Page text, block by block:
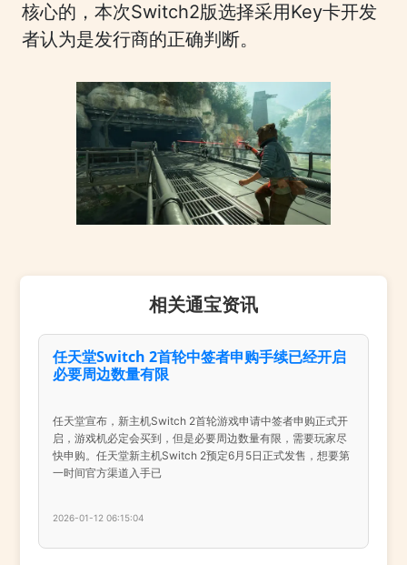
核心的，本次Switch2版选择采用Key卡开发
者认为是发行商的正确判断。
相关通宝资讯
任天堂Switch 2首轮中签者申购手续已经开启
必要周边数量有限
任天堂宣布，新主机Switch 2首轮游戏申请中签者申购正式开
启，游戏机必定会买到，但是必要周边数量有限，需要玩家尽
快申购。任天堂新主机Switch 2预定6月5日正式发售，想要第
一时间官方渠道入手已
2026-01-12 06:15:04